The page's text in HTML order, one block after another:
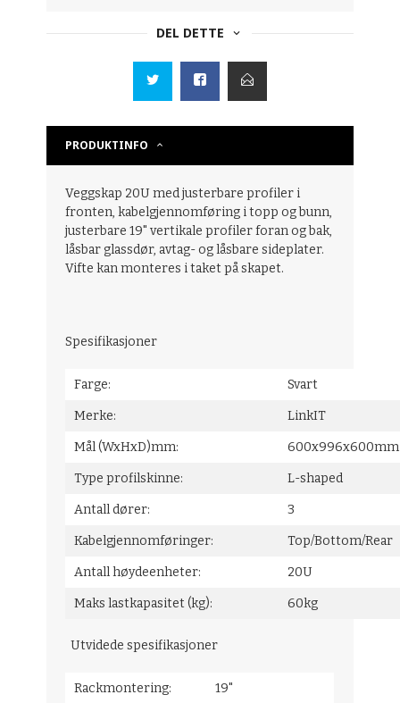
DEL DETTE
PRODUKTINFO
Veggskap 20U med justerbare profiler i
fronten, kabelgjennomføring i topp og bunn,
justerbare 19" vertikale profiler foran og bak,
låsbar glassdør, avtag- og låsbare sideplater.
Vifte kan monteres i taket på skapet.
Spesifikasjoner
Farge: Svart
Merke: LinkIT
Mål (WxHxD)mm:
Type profilskinne: L-shaped
Antall dører: 3
Kabelgjennomføringer: Top/
Antall høydeenheter: 20U
Maks lastkapasitet (kg): 60kg
Utvidede spesifikasjoner
Rackmontering: 19"